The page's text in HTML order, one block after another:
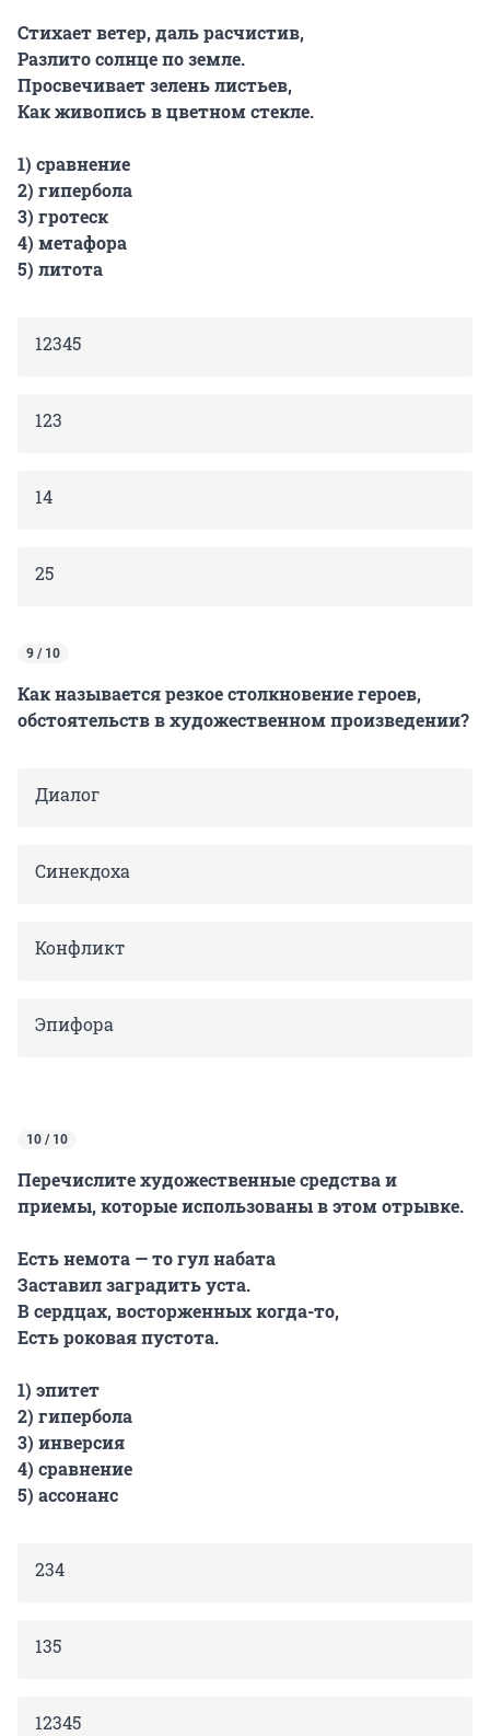
Стихает ветер, даль расчистив,
Разлито солнце по земле.
Просвечивает зелень листьев,
Как живопись в цветном стекле.
1) сравнение
2) гипербола
3) гротеск
4) метафора
5) литота
12345
123
14
25
9 / 10
Как называется резкое столкновение героев,
обстоятельств в художественном произведении?
Диалог
Синекдоха
Конфликт
Эпифора
10 / 10
Перечислите художественные средства и
приемы, которые использованы в этом отрывке.
Есть немота — то гул набата
Заставил заградить уста.
В сердцах, восторженных когда-то,
Есть роковая пустота.
1) эпитет
2) гипербола
3) инверсия
4) сравнение
5) ассонанс
234
135
12345